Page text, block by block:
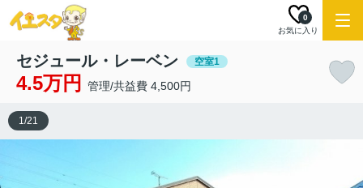
お気に入り
0
セジュール・レーベン 空室1
4.5万円 管理/共益費 4,500円
1/21